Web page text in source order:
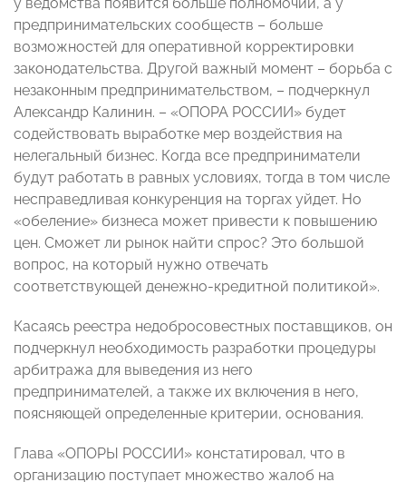
предпринимательских сообществ – больше
возможностей для оперативной корректировки
законодательства. Другой важный момент – борьба с
незаконным предпринимательством, – подчеркнул
Александр Калинин. – «ОПОРА РОССИИ» будет
содействовать выработке мер воздействия на
нелегальный бизнес. Когда все предприниматели
будут работать в равных условиях, тогда в том числе
несправедливая конкуренция на торгах уйдет. Но
«обеление» бизнеса может привести к повышению
цен. Сможет ли рынок найти спрос? Это большой
вопрос, на который нужно отвечать
соответствующей денежно-кредитной политикой».
Касаясь реестра недобросовестных поставщиков, он
подчеркнул необходимость разработки процедуры
арбитража для выведения из него
предпринимателей, а также их включения в него,
поясняющей определенные критерии, основания.
Глава «ОПОРЫ РОССИИ» констатировал, что в
организацию поступает множество жалоб на